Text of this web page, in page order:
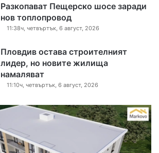
Разкопават Пещерско шосе заради
нов топлопровод
11:38ч, четвъртък, 6 август, 2026
Пловдив остава строителният
лидер, но новите жилища
намаляват
11:10ч, четвъртък, 6 август, 2026